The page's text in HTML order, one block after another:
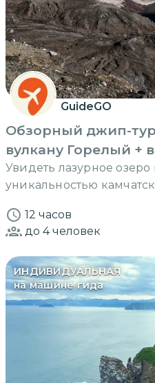
GuideGO
Обзорный джип-
вулкану Горелый +
Увидеть лазурное озеро
уникальностью
12 часов
до 4человек
ИНДИВИДУАЛЬНАЯ
на машине гида